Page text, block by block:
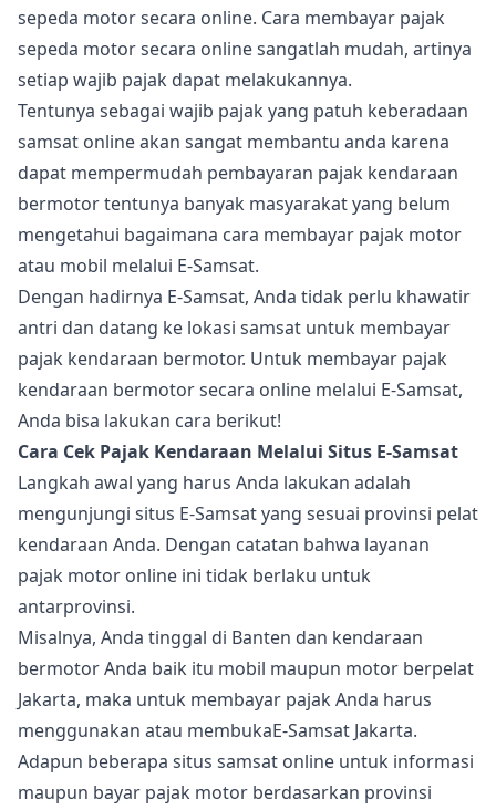
sepeda motor secara online. Cara membayar pajak
sepeda motor secara online sangatlah mudah, artinya
setiap wajib pajak dapat melakukannya.
Tentunya sebagai wajib pajak yang patuh keberadaan
samsat online akan sangat membantu anda karena
dapat mempermudah pembayaran pajak kendaraan
bermotor tentunya banyak masyarakat yang belum
mengetahui bagaimana cara membayar pajak motor
atau mobil melalui E-Samsat.
Dengan hadirnya E-Samsat, Anda tidak perlu khawatir
antri dan datang ke lokasi samsat untuk membayar
pajak kendaraan bermotor. Untuk membayar pajak
kendaraan bermotor secara online melalui E-Samsat,
Anda bisa lakukan cara berikut!
Cara Cek Pajak Kendaraan Melalui Situs E-Samsat
Langkah awal yang harus Anda lakukan adalah
mengunjungi situs E-Samsat yang sesuai provinsi pelat
kendaraan Anda. Dengan catatan bahwa layanan
pajak motor online ini tidak berlaku untuk
antarprovinsi.
Misalnya, Anda tinggal di Banten dan kendaraan
bermotor Anda baik itu mobil maupun motor berpelat
Jakarta, maka untuk membayar pajak Anda harus
menggunakan atau membukaE-Samsat Jakarta.
Adapun beberapa situs samsat online untuk informasi
maupun bayar pajak motor berdasarkan provinsi